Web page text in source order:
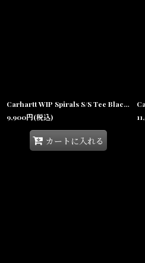
Carhartt WIP Spirals S/S Tee Black 半袖 グラフィックTシャツ ブラック
9,900円(税込)
カートに入れる